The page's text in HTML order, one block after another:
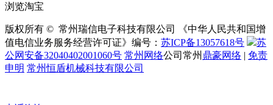
浏览淘宝
版权所有 © 常州瑞信电子科技有限公司 《中华人民共和国增
值电信业务服务经营许可证》编号： 苏ICP备13057618号
苏
公网安备32040402001060号 常州网络公司常州 鼎豪网络 | 免责
申明 常州恒盾机械科技有限公司